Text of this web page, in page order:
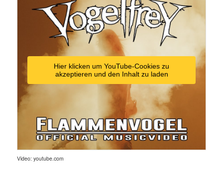
Hier klicken um YouTube-Cookies zu
akzeptieren und den Inhalt zu laden
Video: youtube.com